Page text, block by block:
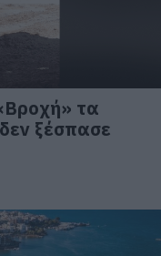
τα
ξέσπασε